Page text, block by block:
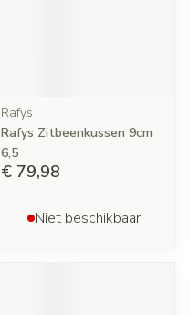
Rafys
Rafys Zitbeenkussen 9cm
6,5
€ 79,98
Niet beschikbaar